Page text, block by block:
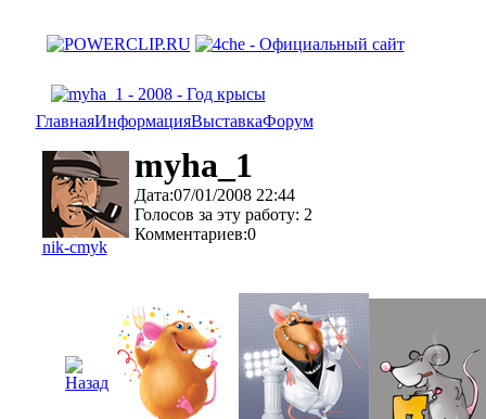
ГлавнаяИнформацияВыставкаФорум
nik-cmyk
myha_1
Дата:07/01/2008 22:44
Голосов за эту работу: 2
Комментариев:0